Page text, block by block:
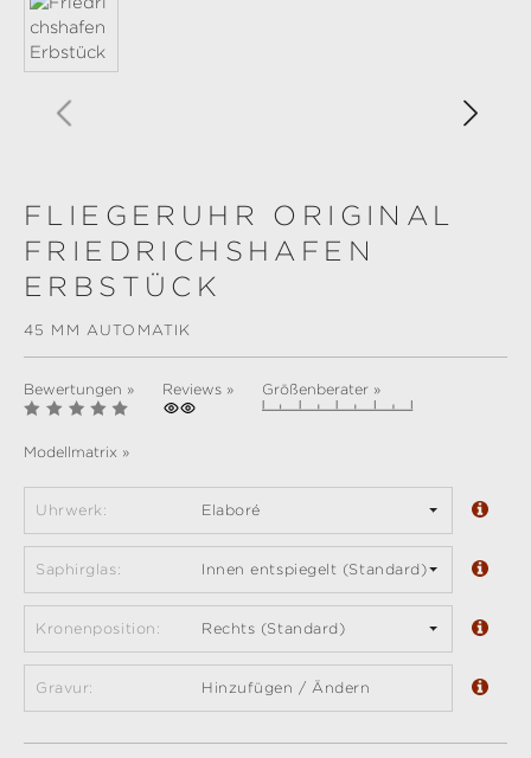
FLIEGERUHR ORIGINAL
FRIEDRICHSHAFEN
ERBSTÜCK
45 MM AUTOMATIK
Bewertungen » Reviews » Größenberater »
Modellmatrix »
Uhrwerk: Elaboré
Saphirglas: Innen entspiegelt (Standard)
Kronenposition: Rechts (Standard)
Gravur: Hinzufügen / Ändern